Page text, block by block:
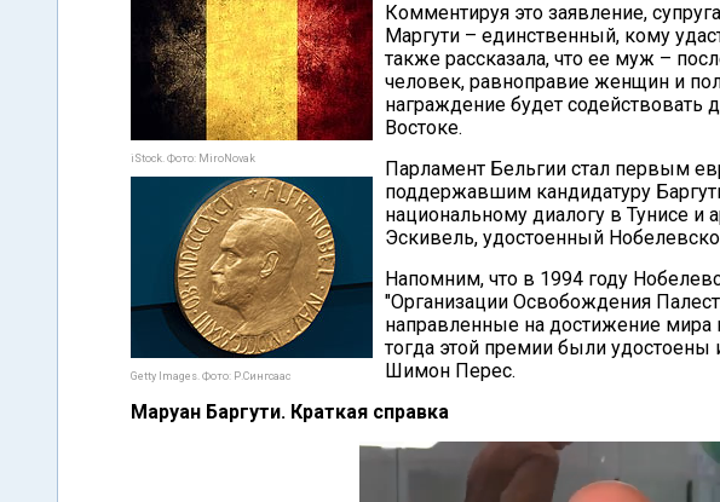
iStock. Фото: MiroNovak
Getty Images. Фото: Р.Сингсаас
Комментируя это заявление,
Маргути – единственный, кому
также рассказала, что ее муж –
человек, равноправие женщин и
награждение будет
Востоке.
Парламент Бельгии стал первым
поддержавшим кандидатуру
национальному диалогу в Тунисе и
Эскивель, удостоенный
Напомним, что в 1994 году
"Организации Освобождения
направленные на достижение
тогда этой премии были
Шимон Перес.
Маруан Баргути. Краткая справка